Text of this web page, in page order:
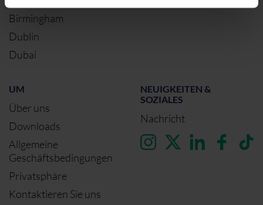
Birmingham
Dublin
Dubai
UM
Über uns
Downloads
Allgemeine
Geschäftsbedingungen
Privatsphäre
Kontaktieren Sie uns
NEUIGKEITEN &
SOZIALES
Nachricht